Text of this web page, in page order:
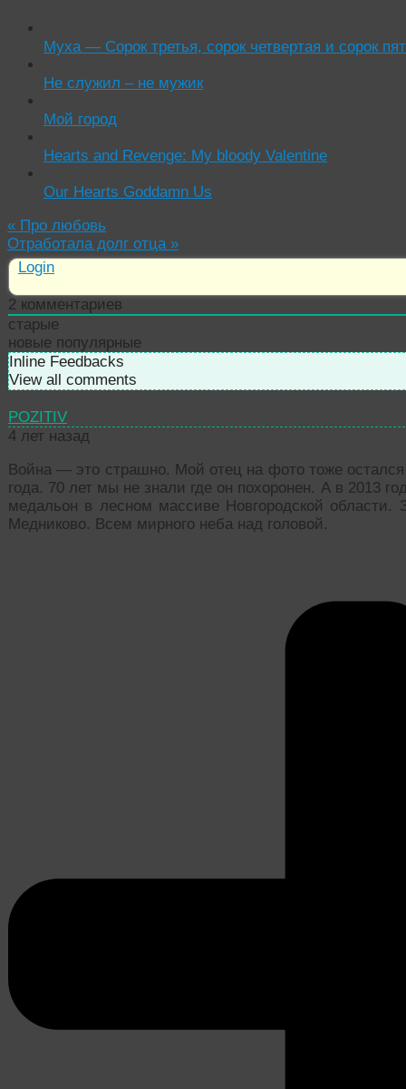
Муха — Сорок третья, сорок четвертая и сорок
Не служил – не мужик
Мой город
Hearts and Revenge: My bloody Valentine
Our Hearts Goddamn Us
« Про любовь
Отработала долг отца »
Login
2 комментариев
старые
новые популярные
Inline Feedbacks
View all comments
POZITIV
4 лет назад
Война — это страшно. Мой отец на фото тоже
года. 70 лет мы не знали где он похоронен. А в 2013
медальон в лесном массиве Новгородской
Медниково. Всем мирного неба над головой.